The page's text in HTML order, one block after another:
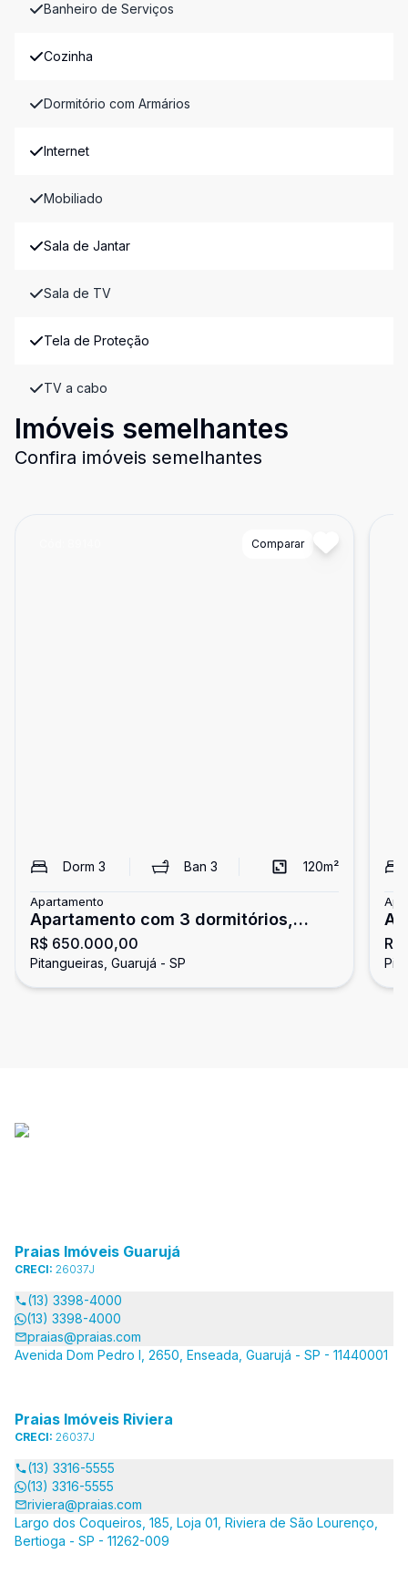
Banheiro de Serviços
Cozinha
Dormitório com Armários
Internet
Mobiliado
Sala de Jantar
Sala de TV
Tela de Proteção
TV a cabo
Imóveis semelhantes
Confira imóveis semelhantes
Comparar
Dorm 3 Ban3 120m²
Apartamento
Apartamento com 3 dormitórios,
Pitangueiras, Guarujá
R$ 650.000,00
Pitangueiras, Guarujá - SP
Praias Imóveis Guarujá
CRECI: 26037J
(13) 3398-4000
(13) 3398-4000
praias@praias.com
Avenida Dom Pedro I, 2650, Enseada, Guarujá - SP - 11440001
Praias Imóveis Riviera
CRECI: 26037J
(13) 3316-5555
(13) 3316-5555
riviera@praias.com
Largo dos Coqueiros, 185, Loja 01, Riviera de São Lourenço,
Bertioga - SP - 11262-009